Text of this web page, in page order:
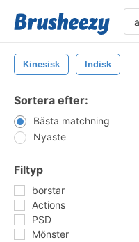
Kinesisk Indisk
Sortera efter:
Bästa matchning
Nyaste
Filtyp
borstar
Actions
PSD
Mönster